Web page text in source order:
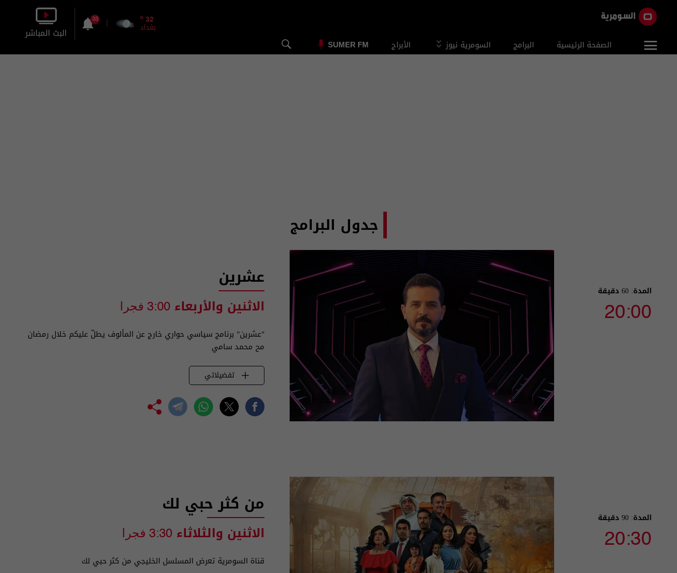
الصفحة الرئيسية البرامج السومرية نيوز الأبراج SUMER FM
32
o
بغداد
33
البث المباشر
جدول البرامج
المدة: 60 دقيقة
20:00
عشرين
الاثنين والأربعاء 3:00 فجرا
"عشرين" برنامج سياسي حواري خارج عن المألوف يطلّ عليكم خلال رمضان
مح محمد سامي
تفضيلاتي
المدة: 90 دقيقة
20:30
من كثر حبي لك
الاثنين والثلاثاء 3:30 فجرا
قناة السومرية تعرض المسلسل الخليجي من كثر حبي لك